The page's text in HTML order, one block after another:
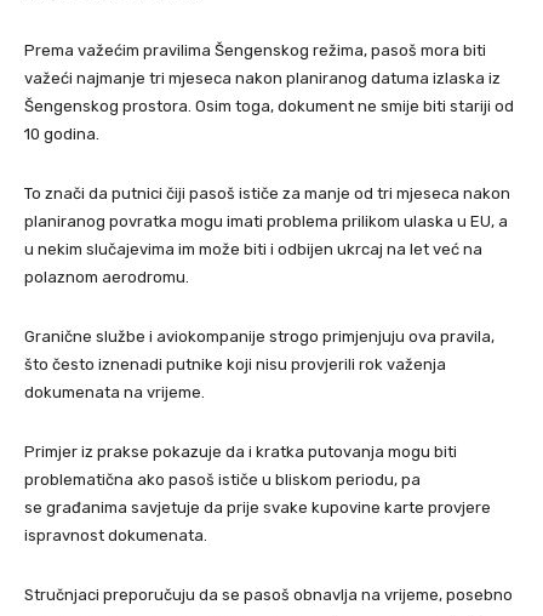
Prema važećim pravilima Šengenskog režima, pasoš mora biti
važeći najmanje tri mjeseca nakon planiranog datuma izlaska iz
Šengenskog prostora. Osim toga, dokument ne smije biti stariji od
10 godina.
To znači da putnici čiji pasoš ističe za manje od tri mjeseca nakon
planiranog povratka mogu imati problema prilikom ulaska u EU, a
u nekim slučajevima im može biti i odbijen ukrcaj na let već na
polaznom aerodromu.
Granične službe i aviokompanije strogo primjenjuju ova pravila,
što često iznenadi putnike koji nisu provjerili rok važenja
dokumenata na vrijeme.
Primjer iz prakse pokazuje da i kratka putovanja mogu biti
problematična ako pasoš ističe u bliskom periodu, pa
se građanima savjetuje da prije svake kupovine karte provjere
ispravnost dokumenata.
Stručnjaci preporučuju da se pasoš obnavlja na vrijeme, posebno